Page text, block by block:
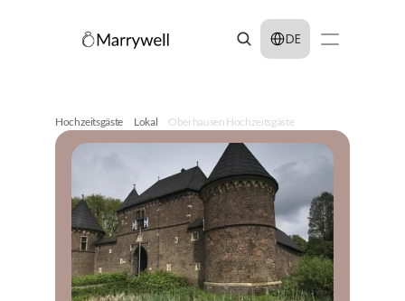
Select Language
DE
Hochzeitsgäste Lokal Oberhausen Hochzeitsgäste